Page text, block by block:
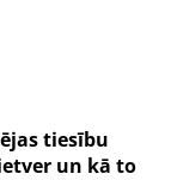
tiesību
un kā to